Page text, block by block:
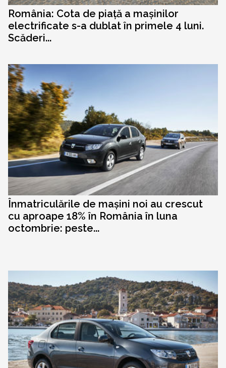
România: Cota de piață a mașinilor
electrificate s-a dublat în primele 4 luni.
Scăderi...
Înmatriculările de mașini noi au crescut
cu aproape 18% în România în luna
octombrie: peste...